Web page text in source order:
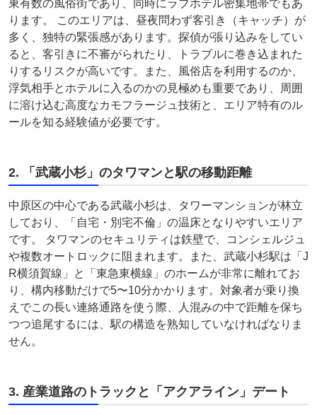
東有数の風俗街であり、同時にラブホテル密集地帯でもあ
ります。 このエリアは、昼夜問わず客引き（キャッチ）が
多く、独特の緊張感があります。探偵が張り込みをしてい
ると、客引きに不審がられたり、トラブルに巻き込まれた
りするリスクが高いです。また、風俗店を利用するのか、
浮気相手とホテルに入るのかの見極めも重要であり、周囲
に溶け込む高度なカモフラージュ技術と、エリア特有のル
ールを知る経験値が必要です。
2. 「武蔵小杉」のタワマンと駅の移動距離
中原区の中心である武蔵小杉は、タワーマンションが林立
しており、「自宅・別宅不倫」の温床となりやすいエリア
です。 タワマンのセキュリティは鉄壁で、コンシェルジュ
や複数オートロックに阻まれます。また、武蔵小杉駅は「J
R横須賀線」と「東急東横線」のホームが非常に離れてお
り、構内移動だけで5〜10分かかります。対象者が乗り換
えでこの長い連絡通路を使う際、人混みの中で距離を保ち
つつ追尾するには、駅の構造を熟知していなければなりま
せん。
3. 産業道路のトラックと「アクアライン」デート